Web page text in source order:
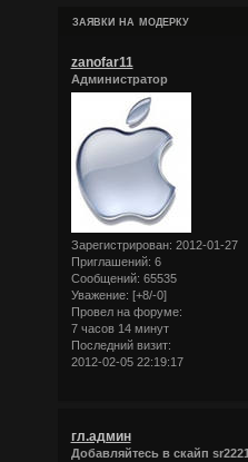
заявки на модерку
zanofar11
Администратор
Зарегистрирован: 2012-01-27
Приглашений: 6
Сообщений: 65535
Уважение: [+8/-0]
Провел на форуме:
7 часов 14 минут
Последний визит:
2012-02-05 22:19:17
гл.админ
Добавляйтесь в скайп sr2221